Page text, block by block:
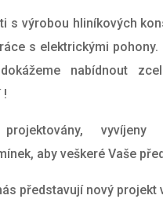
s výrobou hliníkových
s elektrickými pohony.
nabídnout
!
aby veškeré Vaše
představují nový projekt